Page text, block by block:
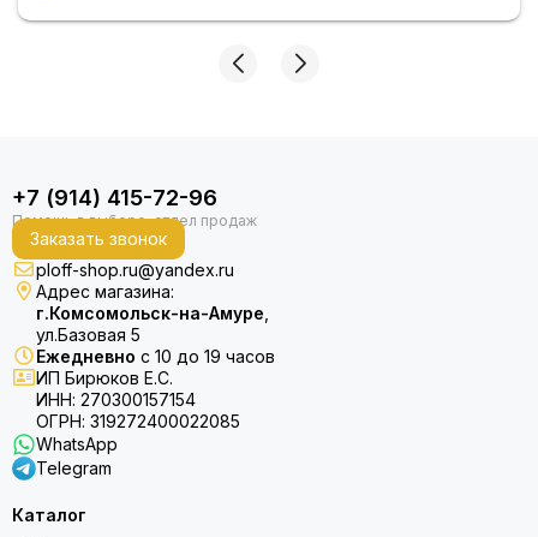
+7 (914) 415-72-96
Заказать звонок
ploff-shop.ru@yandex.ru
Адрес магазина:
г.Комсомольск-на-Амуре
ул.Базовая 5
Ежедневно с 10 до 19 часов
ИП Бирюков Е.С.
ИНН: 270300157154
ОГРН: 319272400022085
WhatsApp
Telegram
Каталог